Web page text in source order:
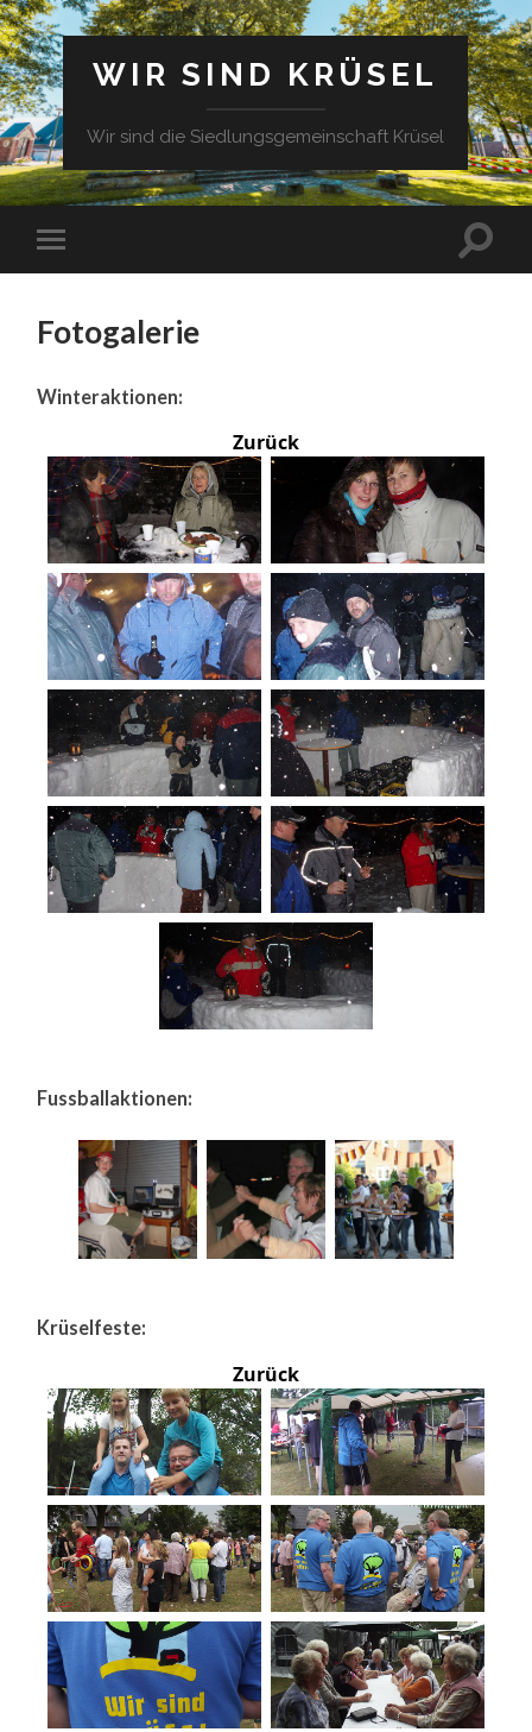
WIR SIND KRÜSEL
Wir sind die Siedlungsgemeinschaft Krüsel
Fotogalerie
Winteraktionen:
Zurück
Fussballaktionen:
Krüselfeste:
Zurück